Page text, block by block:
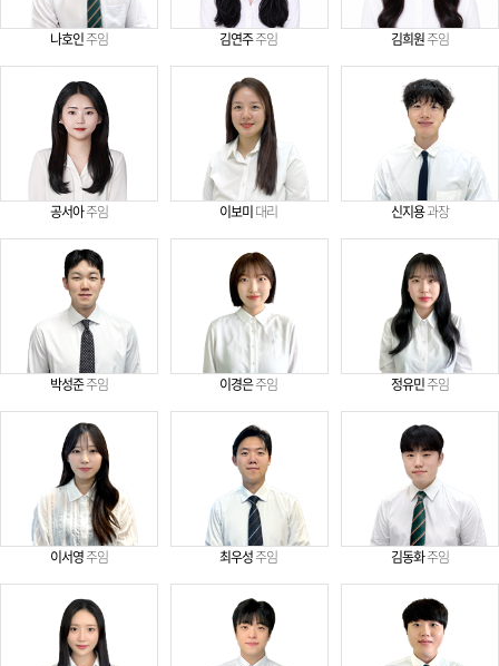
나호인주임 김연주주임 김희원주임
공서아주임 이보미대리 신지용과장
박성준주임 이경은주임 정유민주임
이서영주임 최우성주임 김동화주임